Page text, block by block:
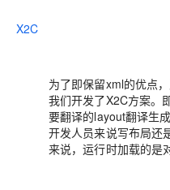
X2C
为了即保留xml的优点
我们开发了X2C方案。
要翻译的layout翻译生
开发人员来说写布局还
来说，运行时加载的是